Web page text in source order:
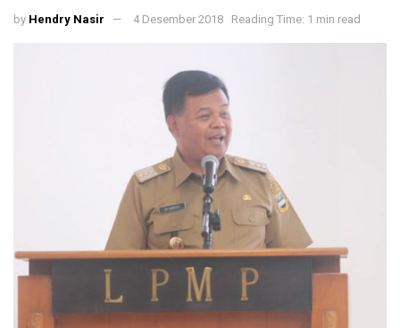
by Hendry Nasir 4 Desember 2018 Reading Time: 1 min read